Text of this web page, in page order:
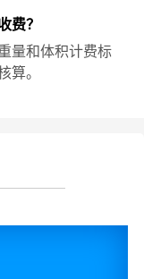
费？
量和体积计费标
算。